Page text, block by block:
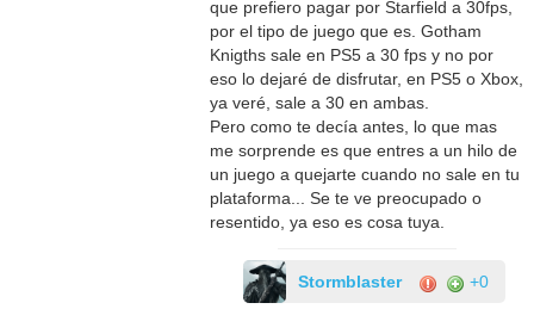
que prefiero pagar por Starfield a 30fps,
por el tipo de juego que es. Gotham
Knigths sale en PS5 a 30 fps y no por
eso lo dejaré de disfrutar, en PS5 o Xbox,
ya veré, sale a 30 en ambas.
Pero como te decía antes, lo que mas
me sorprende es que entres a un hilo de
un juego a quejarte cuando no sale en tu
plataforma... Se te ve preocupado o
resentido, ya eso es cosa tuya.
Stormblaster +0